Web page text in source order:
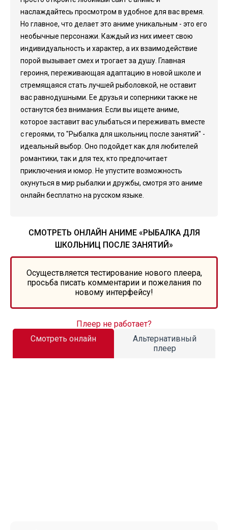
наслаждайтесь просмотром в удобное для вас время.
Но главное, что делает это аниме уникальным - это его
необычные персонажи. Каждый из них имеет свою
индивидуальность и характер, а их взаимодействие
порой вызывает смех и трогает за душу. Главная
героиня, переживающая адаптацию в новой школе и
стремящаяся стать лучшей рыболовкой, не оставит
вас равнодушными. Ее друзья и соперники также не
останутся без внимания. Если вы ищете аниме,
которое заставит вас улыбаться и переживать вместе
с героями, то "Рыбалка для школьниц после занятий" -
идеальный выбор. Оно подойдет как для любителей
романтики, так и для тех, кто предпочитает
приключения и юмор. Не упустите возможность
окунуться в мир рыбалки и дружбы, смотря это аниме
онлайн бесплатно на русском языке.
СМОТРЕТЬ ОНЛАЙН АНИМЕ «РЫБАЛКА ДЛЯ
ШКОЛЬНИЦ ПОСЛЕ ЗАНЯТИЙ»
Осуществляется тестирование нового плеера,
просьба писать комментарии и пожелания по
новому интерфейсу!
Смотреть онлайн
Альтернативный
плеер
Плеер не работает?